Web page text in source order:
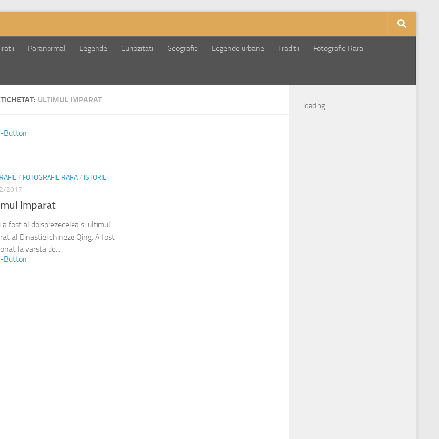
Paranormal Legende Curiozitati Geografie Legende urbane Traditii Fotografie Rara
ULTIMUL IMPARAT
/ FOTOGRAFIE RARA/ ISTORIE
2017
Imparat
a fost al doisprezecelea si ultimul
al Dinastiei chineze Qing. A fost
la varsta de...
loading...